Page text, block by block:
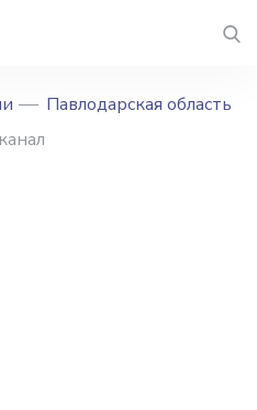
Павлодарская область